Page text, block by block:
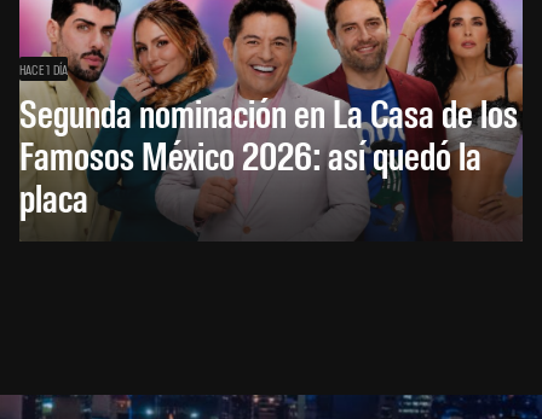
HACE 1 DÍA
Segunda nominación en La Casa de los
Famosos México 2026: así quedó la
placa